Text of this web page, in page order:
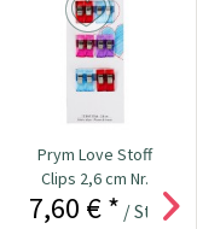
Prym Love Stoff
Clips 2,6 cm Nr.
610180
7,60 € * / Stück